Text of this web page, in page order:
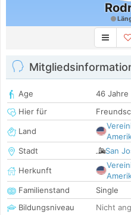
Age
46 Jahre
Hier für
Land
Stadt
San
Herkunft
Familienstand
Single
Bildungsniveau
Nicht